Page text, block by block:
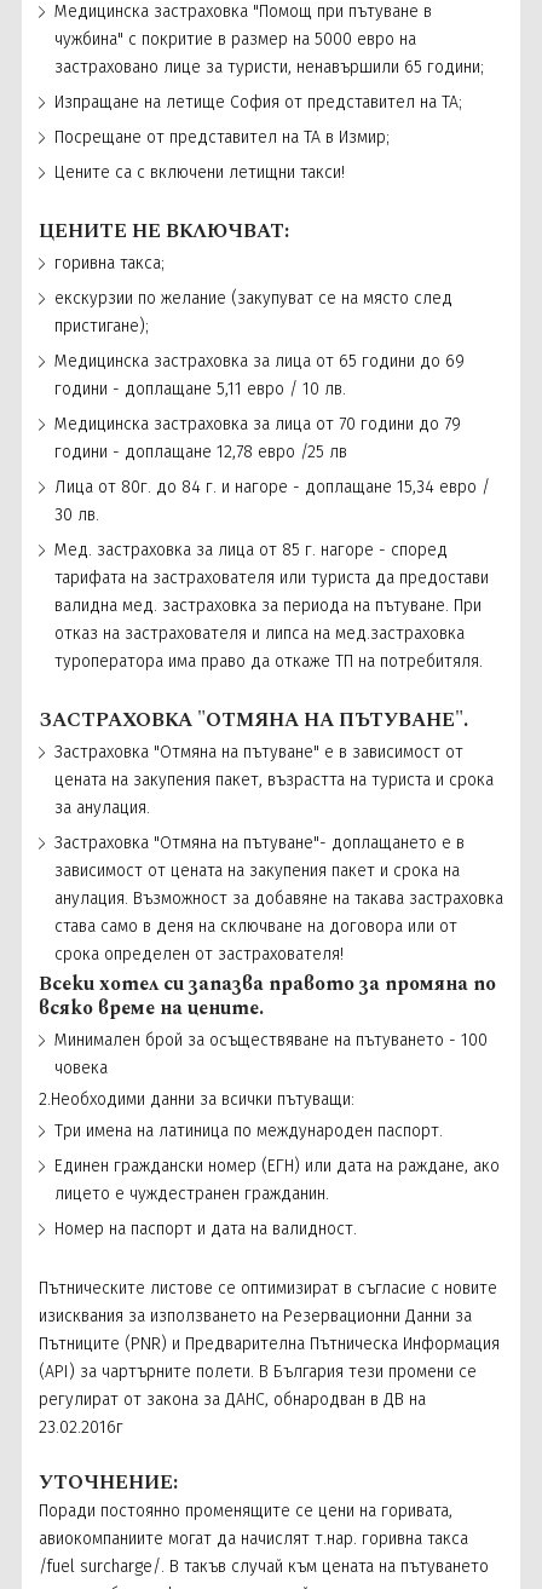
Медицинска застраховка "Помощ при пътуване в
чужбина" с покритие в размер на 5000 евро на
застраховано лице за туристи, ненавършили 65 години;
Изпращане на летище София от представител на ТА;
Посрещане от представител на ТА в Измир;
Цените са с включени летищни такси!
ЦЕНИТЕ НЕ ВКЛЮЧВАТ:
горивна такса;
екскурзии по желание (закупуват се на място след
пристигане);
Медицинска застраховка за лица от 65 години до 69
години - доплащане 5,11 евро / 10 лв.
Медицинска застраховка за лица от 70 години до 79
години - доплащане 12,78 евро /25 лв
Лица от 80г. до 84 г. и нагоре - доплащане 15,34 евро /
30 лв.
Мед. застраховка за лица от 85 г. нагоре - според
тарифата на застрахователя или туриста да предостави
валидна мед. застраховка за периода на пътуване. При
отказ на застрахователя и липса на мед.застраховка
туроператора има право да откаже ТП на потребитяля.
ЗАСТРАХОВКА "ОТМЯНА НА ПЪТУВАНЕ".
Застраховка "Отмяна на пътуване" е в зависимост от
цената на закупения пакет, възрастта на туриста и срока
за анулация.
Застраховка "Отмяна на пътуване"- доплащането е в
зависимост от цената на закупения пакет и срока на
анулация. Възможност за добавяне на такава застраховка
става само в деня на сключване на договора или от
срока определен от застрахователя!
Всеки хотел си запазва правото за промяна по
всяко време на цените.
Минимален брой за осъществяване на пътуването - 100
човека
2.Необходими данни за всички пътуващи:
Три имена на латиница по международен паспорт.
Единен граждански номер (ЕГН) или дата на раждане, ако
лицето е чуждестранен гражданин.
Номер на паспорт и дата на валидност.
Пътническите листове се оптимизират в съгласие с новите
изисквания за използването на Резервационни Данни за
Пътниците (PNR) и Предварителна Пътническа Информация
(API) за чартърните полети. В България тези промени се
регулират от закона за ДАНС, обнародван в ДВ на
23.02.2016г
УТОЧНЕНИЕ:
Поради постоянно променящите се цени на горивата,
авиокомпаниите могат да начислят т.нар. горивна такса
/fuel surcharge/. В такъв случай към цената на пътуването